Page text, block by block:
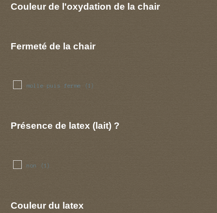
Couleur de l'oxydation de la chair
Fermeté de la chair
molle puis ferme (1)
Présence de latex (lait) ?
non (1)
Couleur du latex